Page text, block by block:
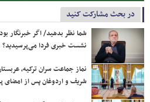
در بحث مشارکت کنید
شما نظر بدهید/ اگر خبرنگار
نشست خبری فردا می‌پرسیدید؟
نماز جماعت سران ترکیه،
شریف و اردوغان پس از امضای